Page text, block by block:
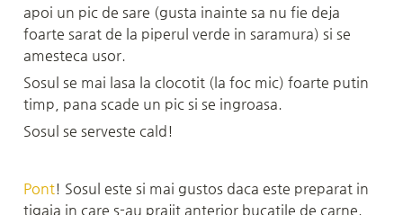
apoi un pic de sare (gusta inainte sa nu fie deja
foarte sarat de la piperul verde in saramura) si se
amesteca usor.
Sosul se mai lasa la clocotit (la foc mic) foarte putin
timp, pana scade un pic si se ingroasa.
Sosul se serveste cald!
Pont! Sosul este si mai gustos daca este preparat in
tigaia in care s-au prajit anterior bucatile de carne.